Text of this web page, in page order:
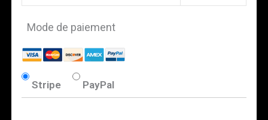
Mode de paiement
Stripe PayPal